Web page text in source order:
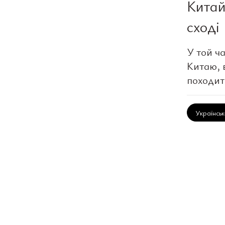
сході
У той
Китаю,